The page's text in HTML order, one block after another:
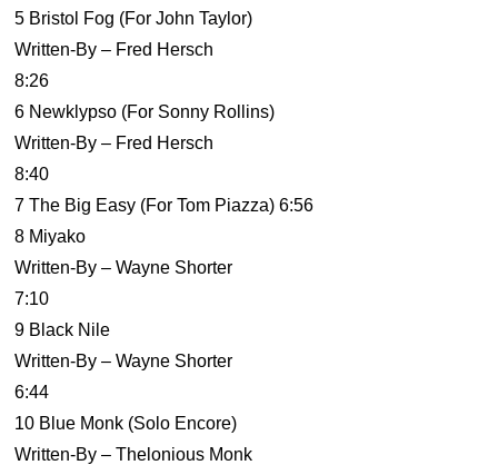
5 Bristol Fog (For John Taylor)
Written-By – Fred Hersch
8:26
6 Newklypso (For Sonny Rollins)
Written-By – Fred Hersch
8:40
7 The Big Easy (For Tom Piazza) 6:56
8 Miyako
Written-By – Wayne Shorter
7:10
9 Black Nile
Written-By – Wayne Shorter
6:44
10 Blue Monk (Solo Encore)
Written-By – Thelonious Monk